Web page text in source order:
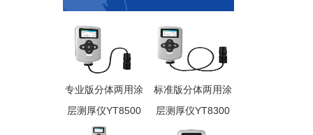
专业版分体两用涂
层测厚仪YT8500
标准版分体两用涂
层测厚仪YT8300